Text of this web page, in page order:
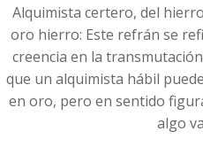
Alquimista certero, del
oro hierro: Este refrán se
creencia en la
que un alquimista hábil
en oro, pero en sentido
algo